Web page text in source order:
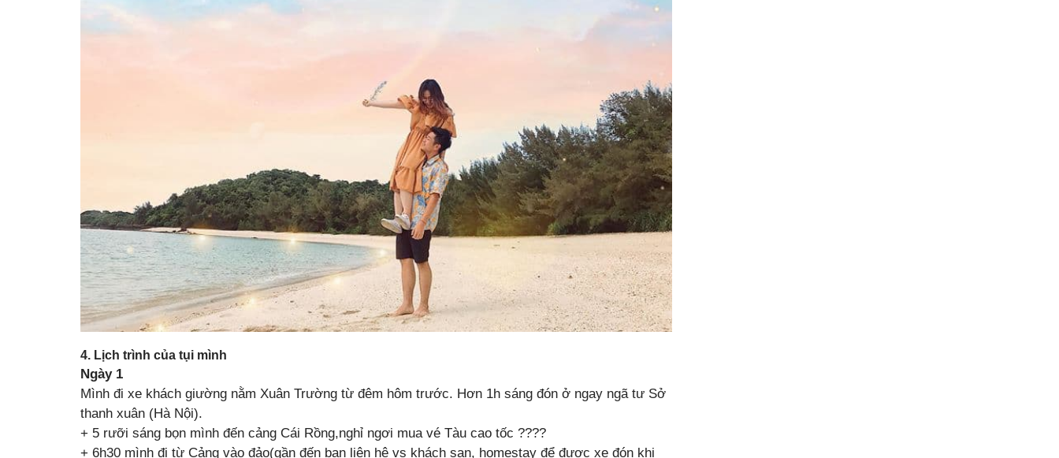
4. Lịch trình của tụi mình
Ngày 1
Mình đi xe khách giường nằm Xuân Trường từ đêm hôm trước. Hơn 1h sáng đón ở ngay ngã tư Sở
thanh xuân (Hà Nội).
+ 5 rưỡi sáng bọn mình đến cảng Cái Rồng,nghỉ ngơi mua vé Tàu cao tốc ????
+ 6h30 mình đi từ Cảng vào đảo(gần đến bạn liên hệ vs khách sạn, homestay để được xe đón khi